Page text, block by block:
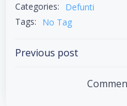
Categories:
Defunti
Tags:
No Tag
Post
Previous post